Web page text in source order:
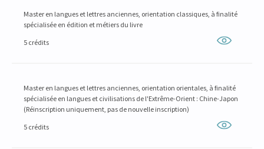
Master en langues et lettres anciennes, orientation classiques, à finalité
spécialisée en édition et métiers du livre
5 crédits
Master en langues et lettres anciennes, orientation orientales, à finalité
spécialisée en langues et civilisations de l'Extrême-Orient : Chine-Japon
(Réinscription uniquement, pas de nouvelle inscription)
5 crédits